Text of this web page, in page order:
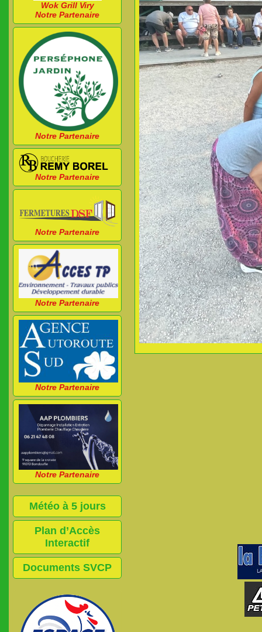
Wok Grill Viry
Notre Partenaire
Notre Partenaire
Notre Partenaire
Notre Partenaire
Notre Partenaire
Notre Partenaire
Notre Partenaire
Météo à 5 jours
Plan d’Accès
Interactif
Documents SVCP